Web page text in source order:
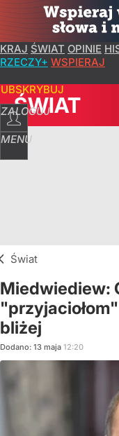
KRAJ ŚWIAT OPINIE
RZECZY+ WSPIERAJ
ZALOGUJ
MENU
ŚWIAT
Świat
Miedwiediew:
bliżej
Dodano: 13 maja 12:20